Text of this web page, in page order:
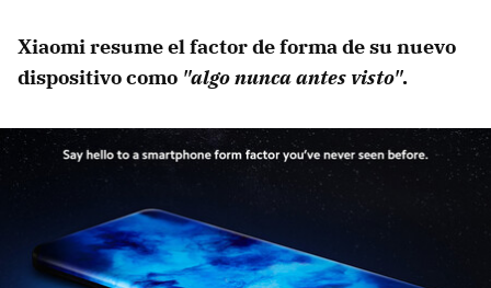
Xiaomi resume el factor de forma de su nuevo
dispositivo como "algo nunca antes visto".